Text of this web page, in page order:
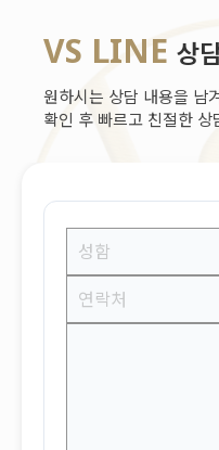
VS LINE 상
원하시는 상담 내용을 남
확인 후 빠르고 친절한